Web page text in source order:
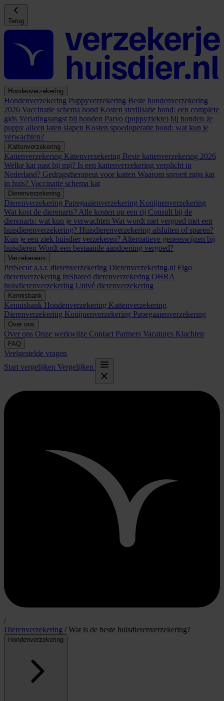
Terug
Hondenverzekering
Hondenverzekering Puppyverzekering Beste hondenverzekering
2026 Vaccinatie schema hond Kosten sterilisatie hond: een complete
gids Verlatingsangst bij honden Parvo (puppyziekte) bij honden Je
puppy alleen laten slapen Kosten spoedoperatie hond: wat kun je
verwachten?
Kattenverzekering
Kattenverzekering Kittenverzekering Beste kattenverzekering 2026
Welke kat past bij mij? Is een kattenverzekering verplicht in
Nederland? Gedragstherapeut voor katten Waarom sproeit mijn kat
in huis? Vaccinatie schema kat
Dierenverzekering
Dierenverzekering Papegaaienverzekering Konijnenverzekering
Wat kost de dierenarts? Alle kosten op een rij Consult bij de
dierenarts: wat kun je verwachten Wat wordt niet vergoed met een
huisdierenverzekering? Huisdierenverzekering afsluiten of sparen?
Kun je een ziek huisdier verzekeren? Alternatieve geneeswijzen bij
huisdieren Wordt een bestaande aandoening vergoed?
Verzekeraars
PetSecur a.s.r. dierenverzekering Dierenverzekering.nl Figo
dierenverzekering InShared dierenverzekering OHRA
huisdierenverzekering Univé dierenverzekering
Kennisbank
Kennisbank Hondenverzekering Kattenverzekering
Dierenverzekering Konijnenverzekering Papegaaienverzekering
Over ons
Over ons Onze werkwijze Contact Partners Vacatures Klachten
FAQ
Veelgestelde vragen
Start vergelijken Vergelijken
/
Dierenverzekering / Wat is de beste huisdierenverzekering?
Hondenverzekering